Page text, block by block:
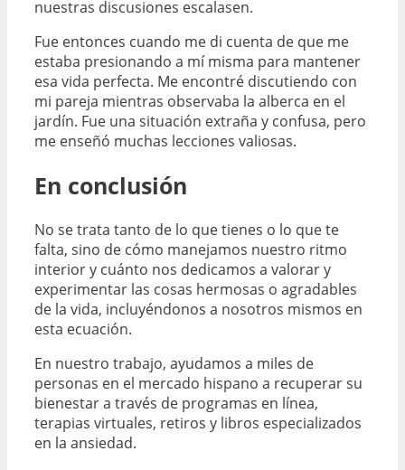
nuestras discusiones escalasen.
Fue entonces cuando me di cuenta de que me
estaba presionando a mí misma para mantener
esa vida perfecta. Me encontré discutiendo con
mi pareja mientras observaba la alberca en el
jardín. Fue una situación extraña y confusa, pero
me enseñó muchas lecciones valiosas.
En conclusión
No se trata tanto de lo que tienes o lo que te
falta, sino de cómo manejamos nuestro ritmo
interior y cuánto nos dedicamos a valorar y
experimentar las cosas hermosas o agradables
de la vida, incluyéndonos a nosotros mismos en
esta ecuación.
En nuestro trabajo, ayudamos a miles de
personas en el mercado hispano a recuperar su
bienestar a través de programas en línea,
terapias virtuales, retiros y libros especializados
en la ansiedad.